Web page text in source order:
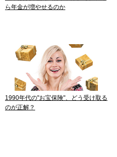
ら年金が増やせるのか
1990年代の"お宝保険"、どう受け取る
のが正解？